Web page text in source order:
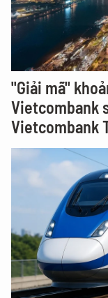
"Giải mã"
Vietcombank
Vietcombank